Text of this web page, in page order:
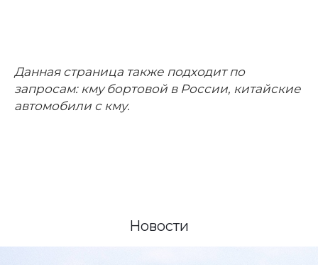
Данная страница также подходит по
запросам: кму бортовой в России, китайские
автомобили с кму.
Новости